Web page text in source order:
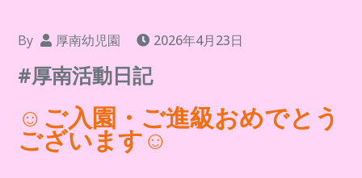
By 厚南幼児園 2026年4月23日
#厚南活動日記
☺ご入園・ご進級おめでとう
ございます☺